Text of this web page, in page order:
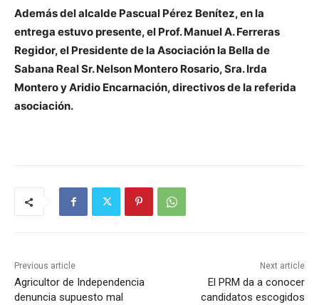
Además del alcalde Pascual Pérez Benítez, en la
entrega estuvo presente, el Prof. Manuel A. Ferreras
Regidor, el Presidente de la Asociación la Bella de
Sabana Real Sr. Nelson Montero Rosario, Sra.Irda
Montero y Aridio Encarnación, directivos de la referida
asociación.
Previous article
Agricultor de Independencia
denuncia supuesto mal
Next article
El PRM da a conocer
candidatos escogidos